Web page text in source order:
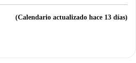
(Calendario actualizado hace 13 días)